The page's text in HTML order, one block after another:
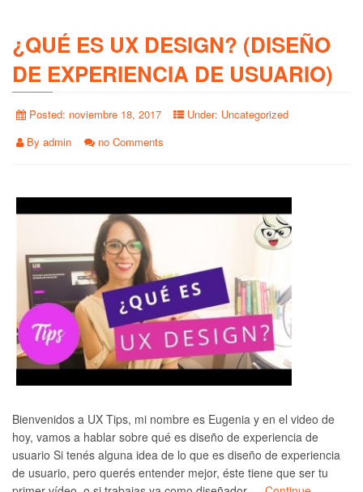
¿QUÉ ES UX DESIGN? (DISEÑO
DE EXPERIENCIA DE USUARIO)
Posted: noviembre 18, 2017 Under: Uncategorized
By admin no Comments
Bienvenidos a UX Tips, mi nombre es Eugenia y en el video de
hoy, vamos a hablar sobre qué es diseño de experiencia de
usuario Si tenés alguna idea de lo que es diseño de experiencia
de usuario, pero querés entender mejor, éste tiene que ser tu